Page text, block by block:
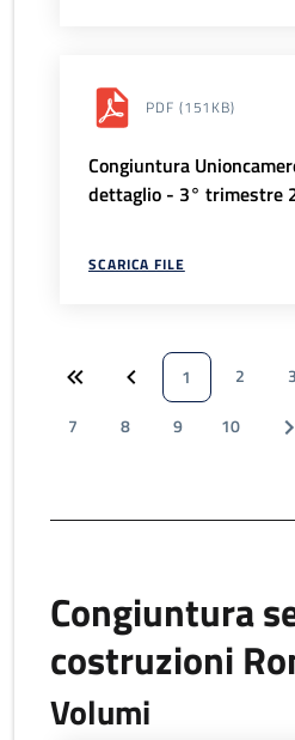
PDF (151KB)
Congiuntura
dettaglio - 3° trimestre
SCARICA FILE
1 2 3
7
8 9 10
Congiuntura
costruzioni
Volumi